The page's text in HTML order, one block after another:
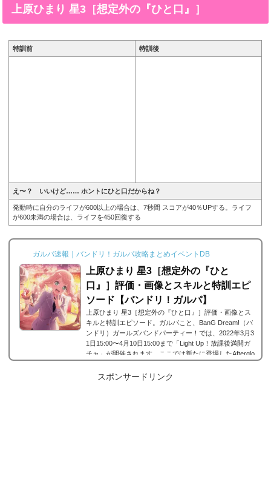
と評価のまとめです。青葉モカ 星4［さくらフォトフレ
上原ひまり 星3［想定外の『ひと口』］
特訓前 特訓後
え〜？ いいけど…… ホントにひと口だからね？
発動時に自分のライフが600以上の場合は、7秒間 スコアが40％UPする。ライフ
が600未満の場合は、ライフを450回復する
ガルパ速報｜バンドリ！ガルパ攻略まとめイベントDB
上原ひまり 星3［想定外の『ひと
口』］評価・画像とスキルと特訓エピ
ソード【バンドリ！ガルパ】
上原ひまり 星3［想定外の『ひと口』］評価・画像とス
キルと特訓エピソード。ガルパこと、BanG Dream!（バ
ンドリ）ガールズバンドパーティー！では、2022年3月3
1日15:00〜4月10日15:00まで「Light Up！放課後満開ガ
チャ」が開催されます。ここでは新たに登場したAfterglo
3［想定外の『ひと口』］の画像と特技と評価のまとめで
スポンサードリンク